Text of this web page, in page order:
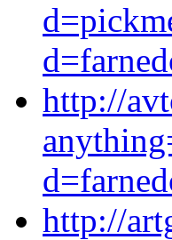
http://
http://